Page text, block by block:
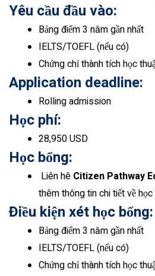
Yêu cầu đầu vào:
Bảng điểm 3 năm gần nhất
IELTS/TOEFL (nếu có)
Chứng chỉ thành tích học
Application deadline:
Rolling admission
Học phí:
28,950 USD
Học bổng:
Liên hê Citizen Pathway
thêm thông tin chi tiết về
Điều kiện xét học bổng:
Bảng điểm 3 năm gần nhất
IELTS/TOEFL (nếu có)
Chứng chỉ thành tích học